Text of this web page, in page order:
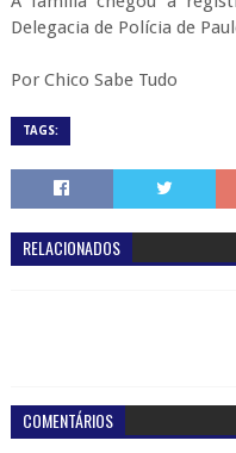
Delegacia de Polícia de
Por Chico Sabe Tudo
TAGS:
RELACIONADOS
COMENTÁRIOS